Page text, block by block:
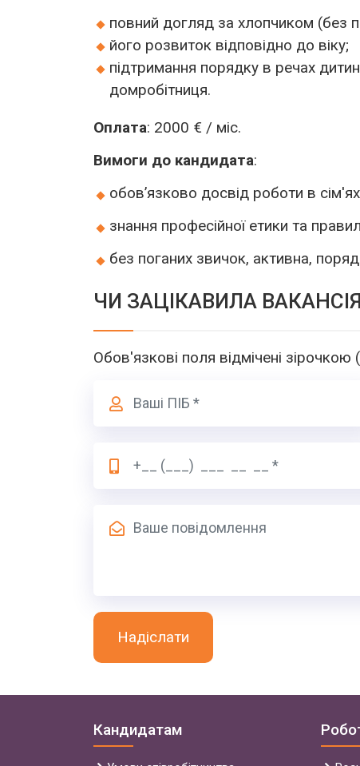
повний догляд за хлопчиком (без
його розвиток відповідно до віку;
підтримання порядку в речах
домробітниця.
Оплата: 2000 € / міс.
Вимоги до кандидата:
обов’язково досвід роботи в
знання професійної етики та правил
без поганих звичок, активна,
ЧИ ЗАЦІКАВИЛА
Обов'язкові поля відмічені зірочкою
Надіслати
Кандидатам